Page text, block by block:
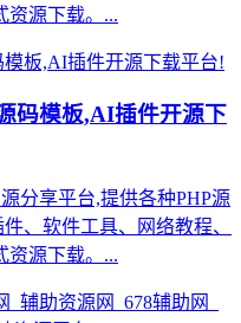
资源下载。...
码模板,AI插件开源下
分享平台,提供各种PHP源
、软件工具、网络教程、
资源下载。...